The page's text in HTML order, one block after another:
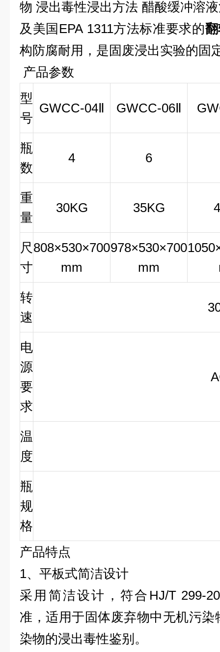
物 浸出毒性浸出方法 醋酸缓冲溶
及美国 EPA 1311方法标准要求的
构防腐耐用，是固废浸出实验的固
产品参数
型
号
GWCC-04Ⅱ GWCC-06Ⅱ
瓶
数
4 6
重
量
30KG 35KG
尺
寸
808×530×700
mm
978×530×700
mm
转
速
电
源
要
求
温
度
瓶
规
格
产品特点
1、平板式简洁设计
采用简洁设计，符合 HJ/T 299-
准，适用于固体废弃物中无机污染
染物的浸出毒性鉴别。